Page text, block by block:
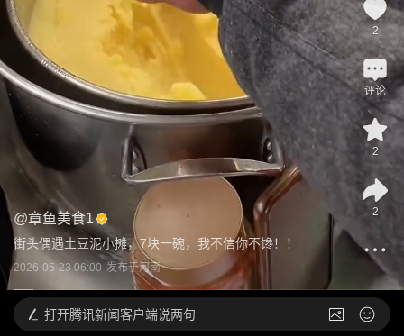
@章鱼美食1
街头偶遇土豆泥小摊，7块一碗，我不信你不馋！！
2026-05-23 06:00 发布于河南
2
评论
2
2
打开腾讯新闻客户端说两句